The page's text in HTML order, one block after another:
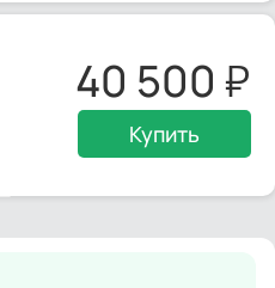
40 500
Купить